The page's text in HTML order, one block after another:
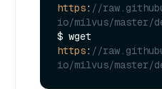
https: //
io/milvus/master/
https: //
io/milvus/master/